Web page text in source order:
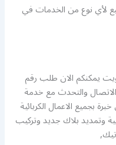
لأي نوع من الخدمات في
يمكنكم الان طلب رقم
والتحدث مع خدمة
بجميع الاعمال الكربائية
وتمديد بلاك جديد وتركيب